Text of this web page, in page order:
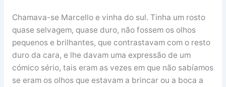
Chamava-se Marcello e vinha do sul. Tinha um rosto
quase selvagem, quase duro, não fossem os olhos
pequenos e brilhantes, que contrastavam com o resto
duro da cara, e lhe davam uma expressão de um
cómico sério, tais eram as vezes em que não sabíamos
se eram os olhos que estavam a brincar ou a boca a